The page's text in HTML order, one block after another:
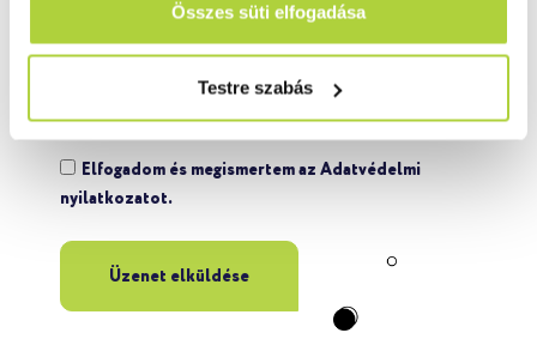
Összes süti elfogadása
Testre szabás
Elfogadom és megismertem az Adatvédelmi
nyilatkozatot.
Üzenet elküldése